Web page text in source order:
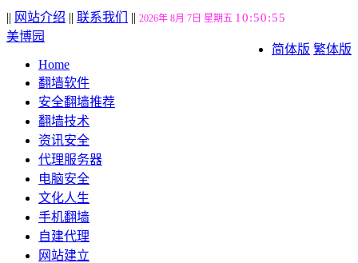
|| 网站介绍 || 联系我们 || 2026年 8月 7日 星期五 10:50:56
简体版 繁体版
美博园
Home
翻墙软件
安全翻墙推荐
翻墙技术
资讯安全
代理服务器
电脑安全
文化人生
手机翻墙
自建代理
网站建立